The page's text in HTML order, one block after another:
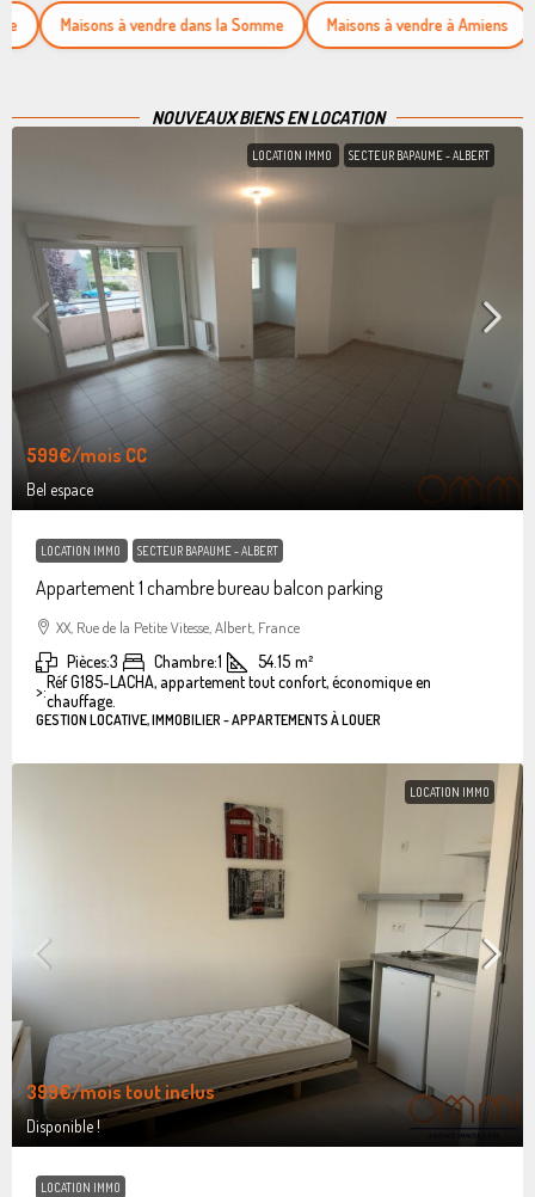
Maisons à vendre dans la Somme Maisons à vendre à Amiens
NOUVEAUX BIENS EN LOCATION
LOCATION IMMO SECTEUR BAPAUME - ALBERT
599€/mois CC
Bel espace
LOCATION IMMO SECTEUR BAPAUME - ALBERT
Appartement 1 chambre bureau balcon parking
XX, Rue de la Petite Vitesse, Albert, France
Pièces:3 Chambre:1 54.15 m²
>:Réf G185-LACHA, appartement tout confort, économique en
chauffage.
GESTION LOCATIVE, IMMOBILIER - APPARTEMENTS À LOUER
LOCATION IMMO
399€/mois tout inclus
Disponible !
LOCATION IMMO